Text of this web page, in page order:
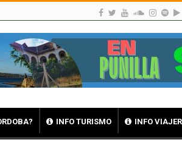
INFO TURISMO INFO